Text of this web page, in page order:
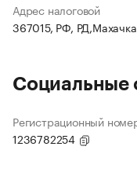
Адрес налоговой
367015, РФ,
Социальные
Регистрационный
1236782254